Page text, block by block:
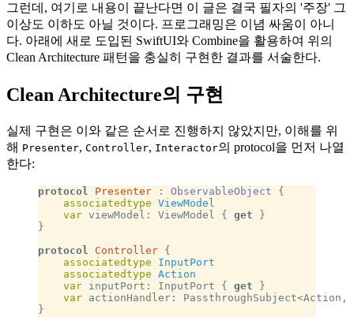
그런데, 여기로 내용이 끝난다면 이 글은 결국 필자의 '주장' 그
이상도 이하도 아닐 것이다. 프로그래밍은 이념 싸움이 아니
다. 아래에 새로 도입된 SwiftUI와 Combine을 활용하여 위의
Clean Architecture 패턴을 충실히 구현한 결과를 서술한다.
Clean Architecture의 구현
실제 구현은 이와 같은 순서로 진행하지 않았지만, 이해를 위
해 Presenter, Controller, Interactor의 protocol을 먼저 나열
한다:
protocol Presenter : ObservableObject {
    associatedtype
ViewModel
    var
viewModel: ViewModel { get }
}
protocol Controller {
    associatedtype
InputPort
    associatedtype
Action
    var
inputPort: InputPort { get }
    var
actionHandler:
}